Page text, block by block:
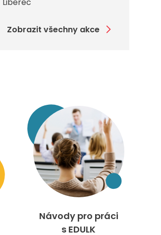
Zobrazit všechny akce
Návody pro práci
s EDULK